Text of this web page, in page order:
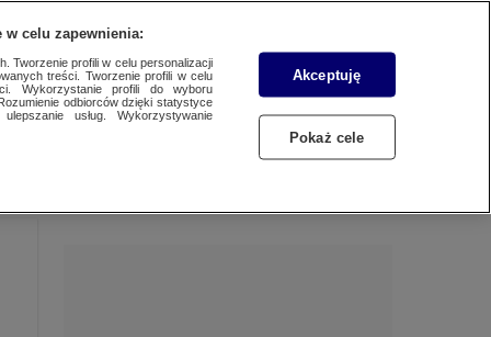
Dzień dobry!
ZALOGUJ SIĘ
w celu zapewnienia:
Tworzenie profili w celu personalizacji
treści. Tworzenie profili w celu
Wykorzystanie profili do wyboru
odbiorców dzięki statystyce
usług. Wykorzystywanie
Akceptuję
Pokaż cele